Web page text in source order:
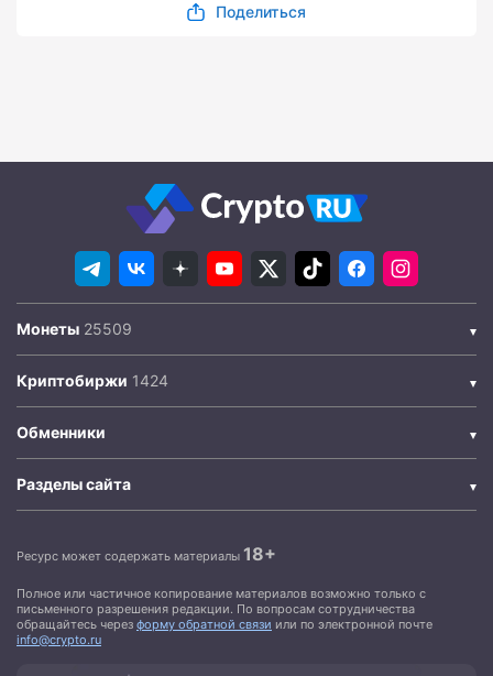
Поделиться
Монеты
Криптобиржи
Обменники
Разделы сайта
Ресурс может содержать материалы 18+
Полное или частичное копирование материалов возможно только с
письменного разрешения редакции. По вопросам сотрудничества
обращайтесь через форму обратной связи или по электронной почте
info@crypto.ru